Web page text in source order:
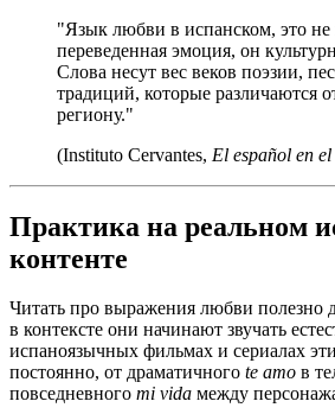
"Язык любви в испанском, это не
переведенная эмоция, он
Слова несут вес веков поэзии,
традиций, которые различаются
региону."
(Instituto Cervantes, El español en
Практика на реальном
контенте
Читать про выражения любви полезно
в контексте они начинают звучать
испаноязычных фильмах и сериалах
постоянно, от драматичного te amo в
повседневного mi vida между